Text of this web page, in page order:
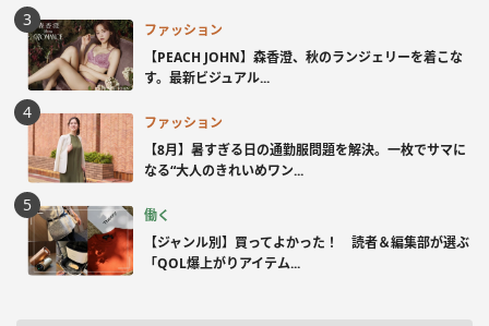
ファッション
【PEACH JOHN】森香澄、秋のランジェリーを着こな
す。最新ビジュアル...
ファッション
【8月】暑すぎる日の通勤服問題を解決。一枚でサマに
なる“大人のきれいめワン...
働く
【ジャンル別】買ってよかった！ 読者＆編集部が選ぶ
「QOL爆上がりアイテム...